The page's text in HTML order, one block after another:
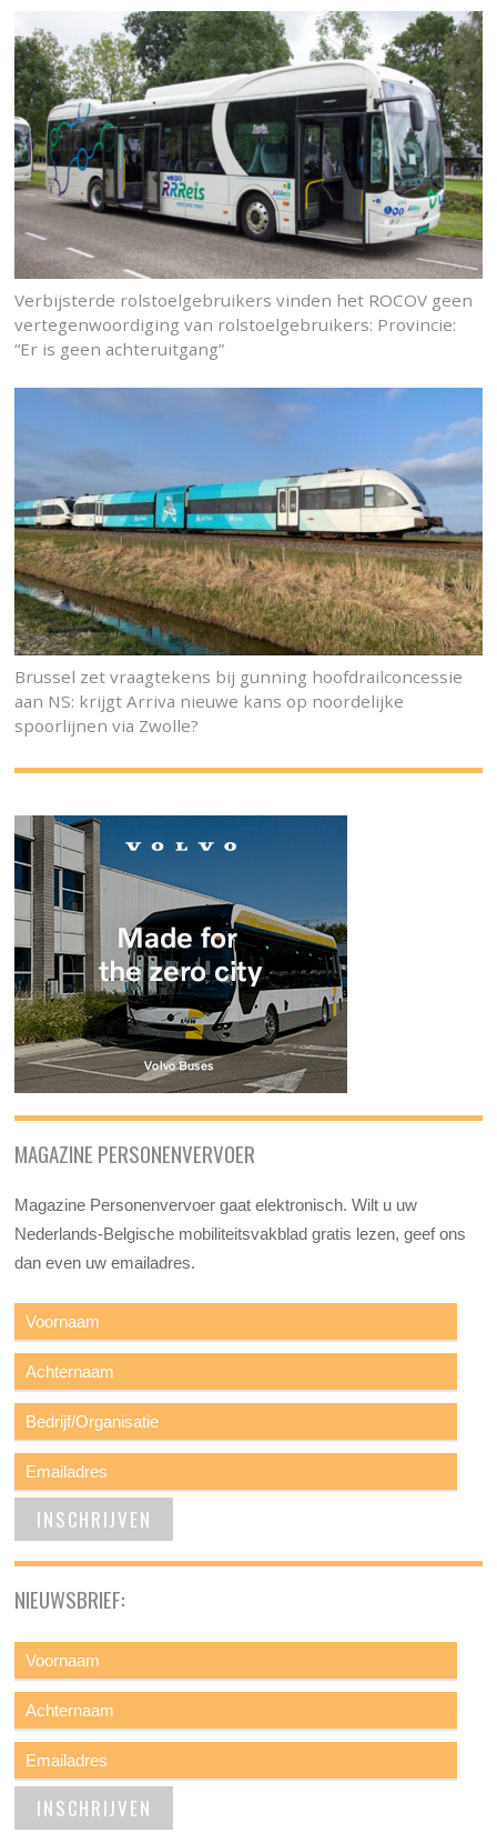
Verbijsterde rolstoelgebruikers vinden het ROCOV geen
vertegenwoordiging van rolstoelgebruikers: Provincie:
“Er is geen achteruitgang”
Brussel zet vraagtekens bij gunning hoofdrailconcessie
aan NS: krijgt Arriva nieuwe kans op noordelijke
spoorlijnen via Zwolle?
MAGAZINE PERSONENVERVOER
Magazine Personenvervoer gaat elektronisch. Wilt u uw
Nederlands-Belgische mobiliteitsvakblad gratis lezen, geef ons
dan even uw emailadres.
NIEUWSBRIEF: